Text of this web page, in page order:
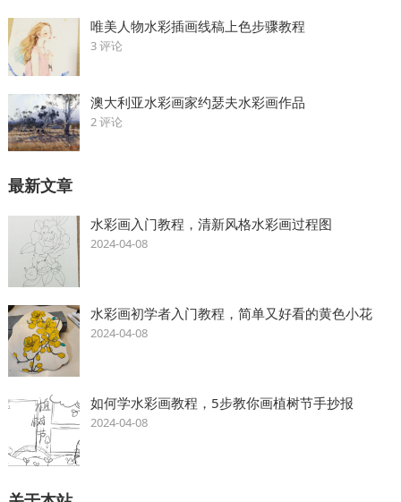
唯美人物水彩插画线稿上色步骤教程
3 评论
澳大利亚水彩画家约瑟夫水彩画作品
2 评论
最新文章
水彩画入门教程，清新风格水彩画过程图
2024-04-08
水彩画初学者入门教程，简单又好看的黄色小花
2024-04-08
如何学水彩画教程，5步教你画植树节手抄报
2024-04-08